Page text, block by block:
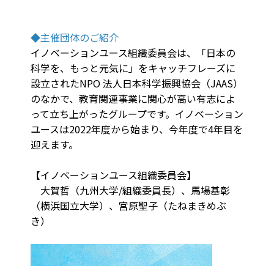
◆主催団体のご紹介
イノベーションユース組織委員会は、「日本の
科学を、もっと元気に」をキャッチフレーズに
設立されたNPO 法人日本科学振興協会（JAAS）
のなかで、教育関連事業に関心が高い有志によ
って立ち上がったグループです。イノベーション
ユースは2022年度から始まり、今年度で4年目を
迎えます。
【イノベーションユース組織委員会】
大賀哲（九州大学/組織委員長）、馬場基彰
（横浜国立大学）、宮原聖子（たねまきめぶ
き）